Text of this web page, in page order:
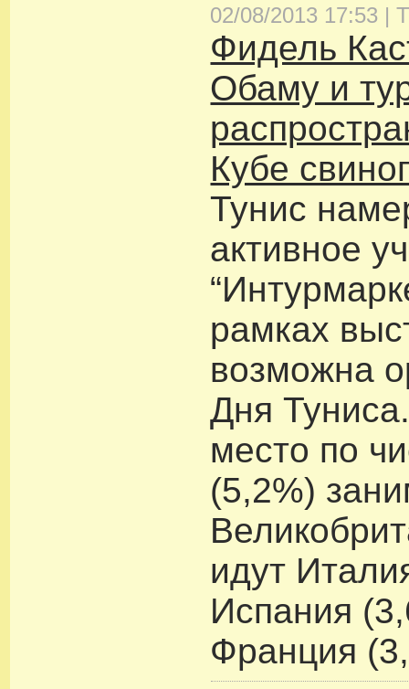
02/08/2013 17:53 |
Фидель
Обаму и
Кубе
Тунис
активное
рамках
возможна
Дня
место по
(5,2%)
идут
Испания
Франция